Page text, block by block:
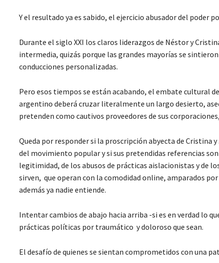
Y el resultado ya es sabido, el ejercicio abusador del
Durante el siglo XXI los claros liderazgos de Néstor y
intermedia, quizás porque las grandes mayorías se
conducciones personalizadas.
Pero esos tiempos se están acabando, el embate cultural
argentino deberá cruzar literalmente un largo desierto,
pretenden como cautivos proveedores de sus
Queda por responder si la proscripción abyecta de Cristina
del movimiento popular y si sus pretendidas referencias
legitimidad, de los abusos de prácticas aislacionistas y de
sirven, que operan con la comodidad online, amparados
además ya nadie entiende.
Intentar cambios de abajo hacia arriba -si es en verdad lo
prácticas políticas por traumático y doloroso que sean.
El desafío de quienes se sientan comprometidos con una